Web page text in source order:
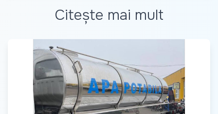
Citește mai mult